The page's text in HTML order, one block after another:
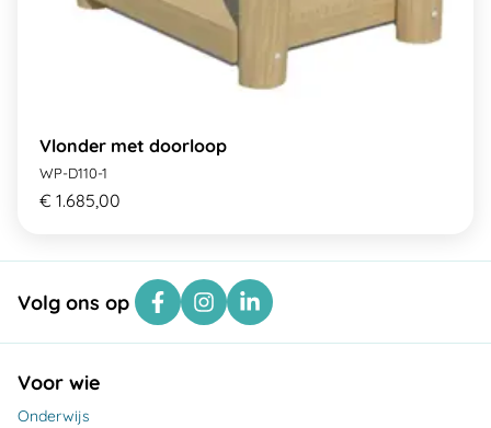
Vlonder met doorloop
WP-D110-1
€ 1.685,00
Volg ons op
Voor wie
Onderwijs